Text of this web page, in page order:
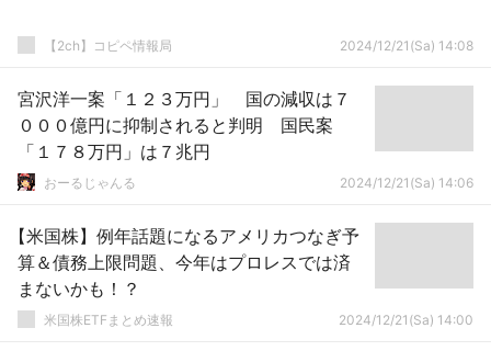
【2ch】コピペ情報局 2024/12/21(Sa) 14:08
宮沢洋一案「１２３万円」 国の減収は７
０００億円に抑制されると判明 国民案
「１７８万円」は７兆円
おーるじゃんる 2024/12/21(Sa) 14:06
【米国株】例年話題になるアメリカつなぎ予
算＆債務上限問題、今年はプロレスでは済
まないかも！？
米国株ETFまとめ速報 2024/12/21(Sa) 14:00